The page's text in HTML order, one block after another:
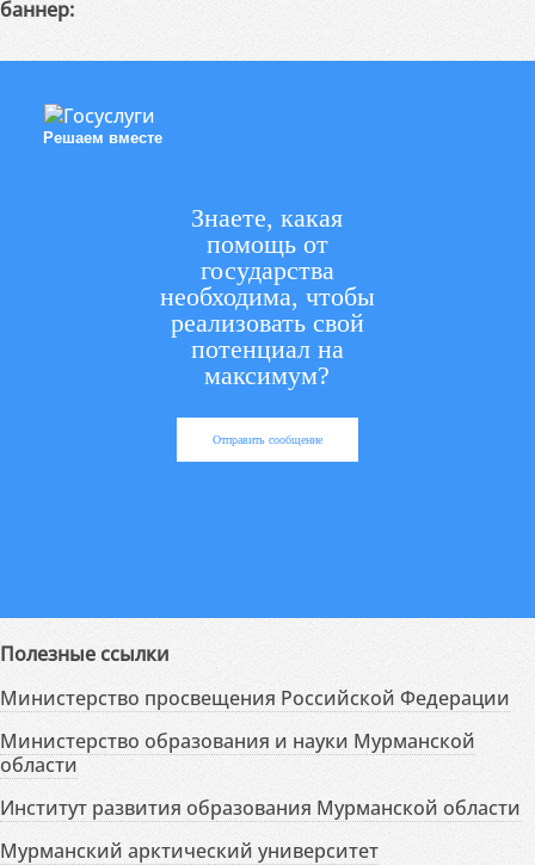
баннер:
Решаем вместе
Знаете, какая
помощь от
государства
необходима, чтобы
реализовать свой
потенциал на
максимум?
Отправить сообщение
Полезные ссылки
Министерство просвещения Российской Федерации
Министерство образования и науки Мурманской
области
Институт развития образования Мурманской области
Мурманский арктический университет